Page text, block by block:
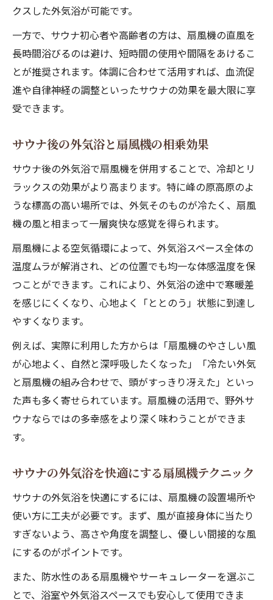
クスした外気浴が可能です。
一方で、サウナ初心者や高齢者の方は、扇風機の直風を
長時間浴びるのは避け、短時間の使用や間隔をあけるこ
とが推奨されます。体調に合わせて活用すれば、血流促
進や自律神経の調整といったサウナの効果を最大限に享
受できます。
サウナ後の外気浴と扇風機の相乗効果
サウナ後の外気浴で扇風機を併用することで、冷却とリ
ラックスの効果がより高まります。特に峰の原高原のよ
うな標高の高い場所では、外気そのものが冷たく、扇風
機の風と相まって一層爽快な感覚を得られます。
扇風機による空気循環によって、外気浴スペース全体の
温度ムラが解消され、どの位置でも均一な体感温度を保
つことができます。これにより、外気浴の途中で寒暖差
を感じにくくなり、心地よく「ととのう」状態に到達し
やすくなります。
例えば、実際に利用した方からは「扇風機のやさしい風
が心地よく、自然と深呼吸したくなった」「冷たい外気
と扇風機の組み合わせで、頭がすっきり冴えた」といっ
た声も多く寄せられています。扇風機の活用で、野外サ
ウナならではの多幸感をより深く味わうことができま
す。
サウナの外気浴を快適にする扇風機テクニック
サウナの外気浴を快適にするには、扇風機の設置場所や
使い方に工夫が必要です。まず、風が直接身体に当たり
すぎないよう、高さや角度を調整し、優しい間接的な風
にするのがポイントです。
また、防水性のある扇風機やサーキュレーターを選ぶこ
とで、浴室や外気浴スペースでも安心して使用できま